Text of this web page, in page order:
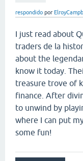
respondido por
I just read about
traders de la
about the
know it today.
treasure trove of
finance. After
to unwind by
where I can put
some fun!